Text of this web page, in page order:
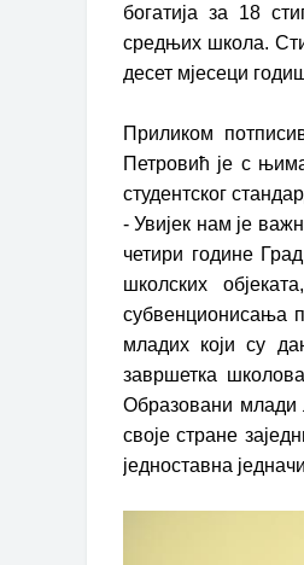
богатија за 18
средњих школа.
десет мјесеци
Приликом
Петровић је с
студентског
- Увијек нам је
четири године
школских
субвенционисања
младих који су
завршетка
Образовани млади
своје стране
једноставна